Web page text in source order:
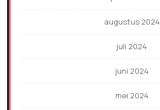
augustus 2024
juli 2024
juni 2024
mei 2024